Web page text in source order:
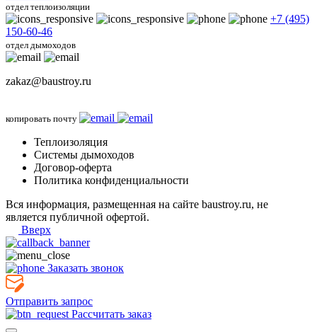
отдел теплоизоляции
+7 (495)
150-60-46
отдел дымоходов
zakaz@baustroy.ru
копировать почту
Теплоизоляция
Системы дымоходов
Договор-оферта
Политика конфиденциальности
Вся информация, размещенная на сайте baustroy.ru, не
является публичной офертой.
Вверх
Заказать звонок
Отправить запрос
Рассчитать заказ